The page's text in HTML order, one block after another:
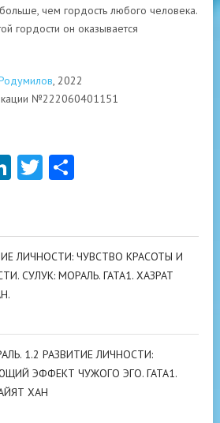
чем гордость любого человека.
гордости он оказывается
, 2022
№222060401151
LinkedIn
Twitter
ЛИЧНОСТИ: ЧУВСТВО КРАСОТЫ И
СУЛУК: МОРАЛЬ. ГАТА1. ХАЗРАТ
1.2 РАЗВИТИЕ ЛИЧНОСТИ:
ЭФФЕКТ ЧУЖОГО ЭГО. ГАТА1.
ХАН